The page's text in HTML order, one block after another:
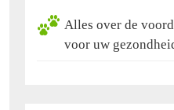
Alles over de
voor uw